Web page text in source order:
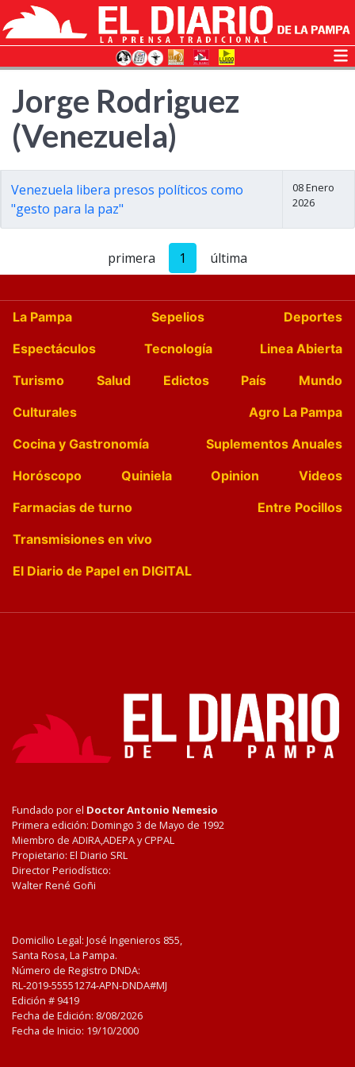
Jorge Rodriguez
(Venezuela)
Venezuela libera presos políticos como
"gesto para la paz"
08 Enero
2026
primera 1 última
La Pampa Sepelios
Deportes
Espectáculos
Tecnología
Linea Abierta
Turismo
Salud Edictos País
Mundo
Culturales
Agro La Pampa
Cocina y Gastronomía
Suplementos Anuales
Horóscopo
Quiniela Opinion
Videos
Farmacias de turno
Entre Pocillos
Transmisiones en vivo
El Diario de Papel en DIGITAL
Fundado por el Doctor Antonio Nemesio
Primera edición: Domingo 3 de Mayo de 1992
Miembro de ADIRA,ADEPA y CPPAL
Propietario: El Diario SRL
Director Periodístico:
Walter René Goñi
Domicilio Legal: José Ingenieros 855,
Santa Rosa, La Pampa.
Número de Registro DNDA:
RL-2019-55551274-APN-DNDA#MJ
Edición # 9419
Fecha de Edición: 8/08/2026
Fecha de Inicio: 19/10/2000